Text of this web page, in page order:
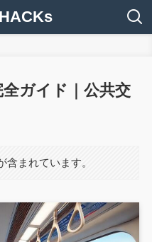
ガイド｜公共交
含まれています。